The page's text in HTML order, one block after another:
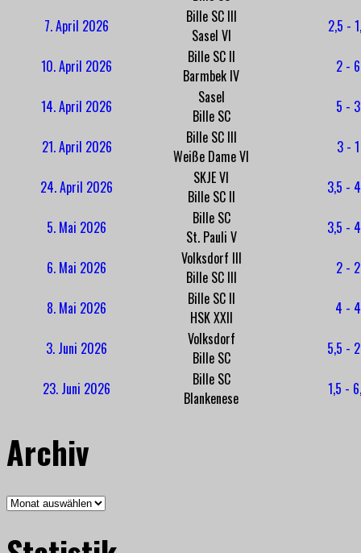
7. April 2026
Bille SC III
Sasel VI
2,5 -
10. April 2026
Bille SC II
Barmbek IV
2 - 6
14. April 2026
Sasel
Bille SC
5 - 3
21. April 2026
Bille SC III
Weiße Dame VI
3 - 1
24. April 2026
SKJE VI
Bille SC II
3,5 -
5. Mai 2026
Bille SC
St. Pauli V
3,5 -
6. Mai 2026
Volksdorf III
Bille SC III
2 - 2
8. Mai 2026
Bille SC II
HSK XXII
4 - 4
3. Juni 2026
Volksdorf
Bille SC
5,5 -
23. Juni 2026
Bille SC
Blankenese
1,5 -
Archiv
Archiv